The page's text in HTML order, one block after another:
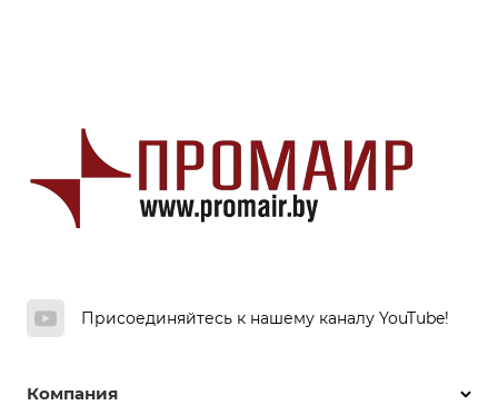
Присоединяйтесь к нашему каналу YouTube!
Компания